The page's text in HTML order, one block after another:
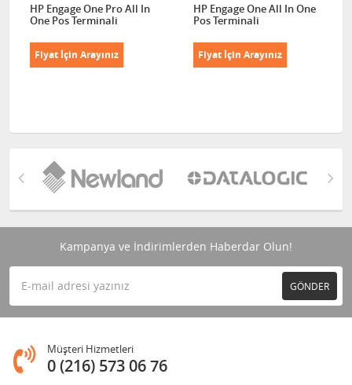
HP Engage One Pro All In
One Pos Terminali
Fiyat İçin Arayınız
HP Engage One All In One
Pos Terminali
Fiyat İçin Arayınız
Kampanya ve İndirimlerden Haberdar Olun!
GÖNDER
Müşteri Hizmetleri
0 (216) 573 06 76